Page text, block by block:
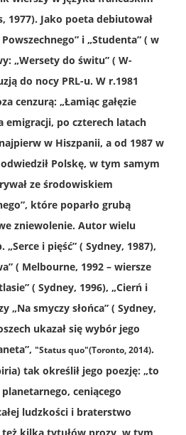
1977). Jako poeta debiutował
i „Studenta” ( w
„Wersety do świtu” ( W-
do nocy PRL-u. W r.1981
cenzurą: „Łamiąc gałęzie
emigracji, po czterech latach
w Hiszpanii, a od 1987 w
Polskę, w tym samym
ze środowiskiem
które poparło grubą
zniewolenie. Autor wielu
i pięść” ( Sydney, 1987),
( Melbourne, 1992 – wiersze
( Sydney, 1996), „Cierń i
„Na smyczy słońca” ( Sydney,
ukazał się wybór jego
"Status quo"(Toronto, 2014).
tak określił jego poezję: „to
ceniącego
ludzkości i braterstwo